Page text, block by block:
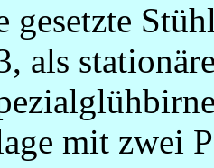
gesetzte
als
mit zwei